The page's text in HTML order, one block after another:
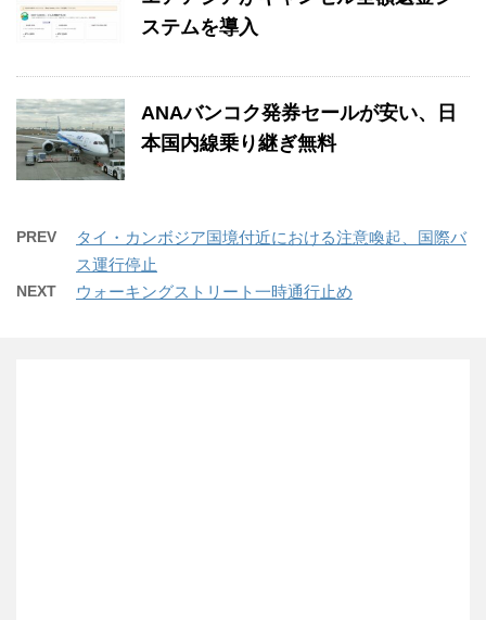
ステムを導入
ANAバンコク発券セールが安い、日
本国内線乗り継ぎ無料
PREV
タイ・カンボジア国境付近における注意喚起、国際バ
ス運行停止
NEXT ウォーキングストリート一時通行止め